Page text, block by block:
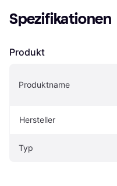
Spezifikationen
Produkt
Produktname
Hersteller
Typ